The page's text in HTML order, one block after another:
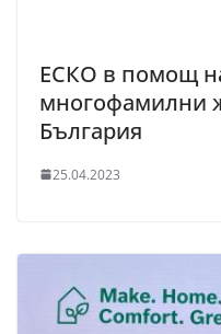
ЕСКО в помощ
многофамилни
България
25.04.2023